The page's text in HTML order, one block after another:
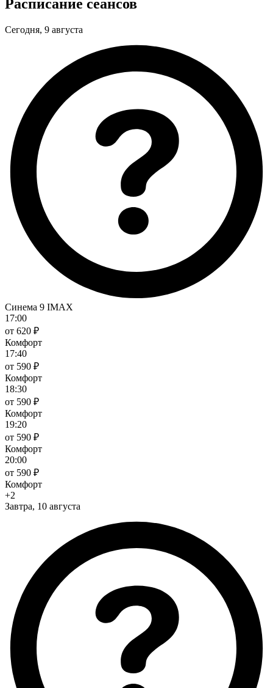
Расписание сеансов
Сегодня, 9 августа
Синема 9 IMAX
17:00
от 620 ₽
Комфорт
17:40
от 590 ₽
Комфорт
18:30
от 590 ₽
Комфорт
19:20
от 590 ₽
Комфорт
20:00
от 590 ₽
Комфорт
+2
Завтра, 10 августа